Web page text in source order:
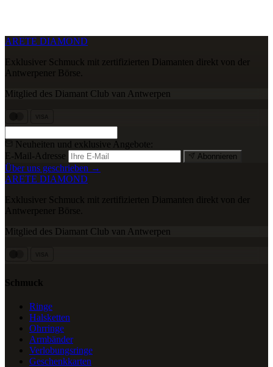
ARETE DIAMOND
Exklusiver Schmuck mit zertifizierten Diamanten direkt von der
Antwerpener Börse.
Mitglied des Diamant Club van Antwerpen
Neuheiten und exklusive Angebote:
E-Mail-Adresse
Abonnieren
Über uns geschrieben →
ARETE DIAMOND
Exklusiver Schmuck mit zertifizierten Diamanten direkt von der
Antwerpener Börse.
Mitglied des Diamant Club van Antwerpen
Schmuck
Ringe
Halsketten
Ohrringe
Armbänder
Verlobungsringe
Geschenkkarten